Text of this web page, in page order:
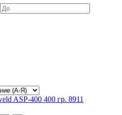
ASP-400 400 гр. 8911